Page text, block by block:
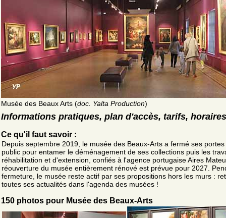
Musée des Beaux Arts (doc. Yalta Production)
Informations pratiques, plan d'accès, tarifs, horaires
Ce qu'il faut savoir :
Depuis septembre 2019, le musée des Beaux-Arts a fermé ses portes
public pour entamer le déménagement de ses collections puis les
réhabilitation et d'extension, confiés à l'agence portugaise Aires
réouverture du musée entièrement rénové est prévue pour 2027.
fermeture, le musée reste actif par ses propositions hors les murs :
toutes ses actualités dans l'agenda des musées !
150 photos pour Musée des Beaux-Arts